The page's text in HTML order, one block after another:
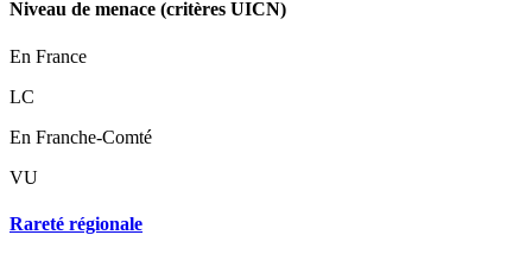
Niveau de menace (critères UICN)
En France
LC
En Franche-Comté
VU
Rareté régionale